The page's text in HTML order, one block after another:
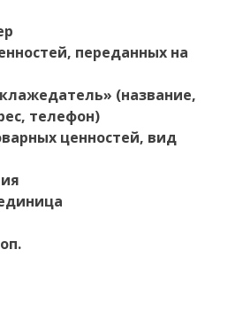
переданных на
(название,
телефон)
ценностей, вид